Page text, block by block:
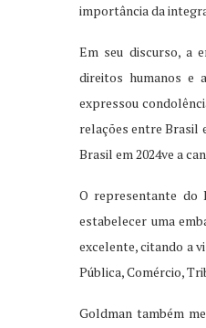
importância da
Em seu discurso, a
direitos humanos e
expressou
relações entre Brasil
Brasil em 2024ve a
O representante do
estabelecer uma
excelente, citando a
Pública, Comércio,
Goldman também